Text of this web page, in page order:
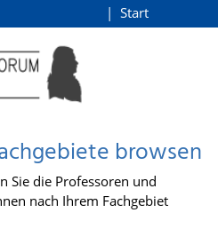
Start
browsen
Sie die Professoren und
nach Ihrem Fachgebiet